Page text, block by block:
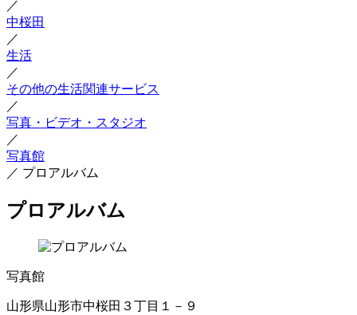
／
中桜田
／
生活
／
その他の生活関連サービス
／
写真・ビデオ・スタジオ
／
写真館
／ プロアルバム
プロアルバム
写真館
山形県山形市中桜田３丁目１－９